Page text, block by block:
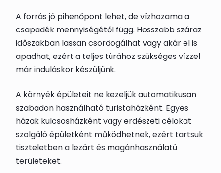
A forrás jó pihenőpont lehet, de vízhozama a
csapadék mennyiségétől függ. Hosszabb száraz
időszakban lassan csordogálhat vagy akár el is
apadhat, ezért a teljes túrához szükséges vízzel
már induláskor készüljünk.
A környék épületeit ne kezeljük automatikusan
szabadon használható turistaházként. Egyes
házak kulcsosházként vagy erdészeti célokat
szolgáló épületként működhetnek, ezért tartsuk
tiszteletben a lezárt és magánhasználatú
területeket.